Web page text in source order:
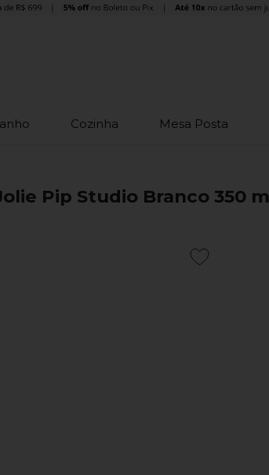
Cozinha Mesa Posta
Pip Studio Branco 350